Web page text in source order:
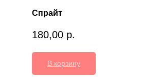
Спрайт
180,00 р.
В корзину